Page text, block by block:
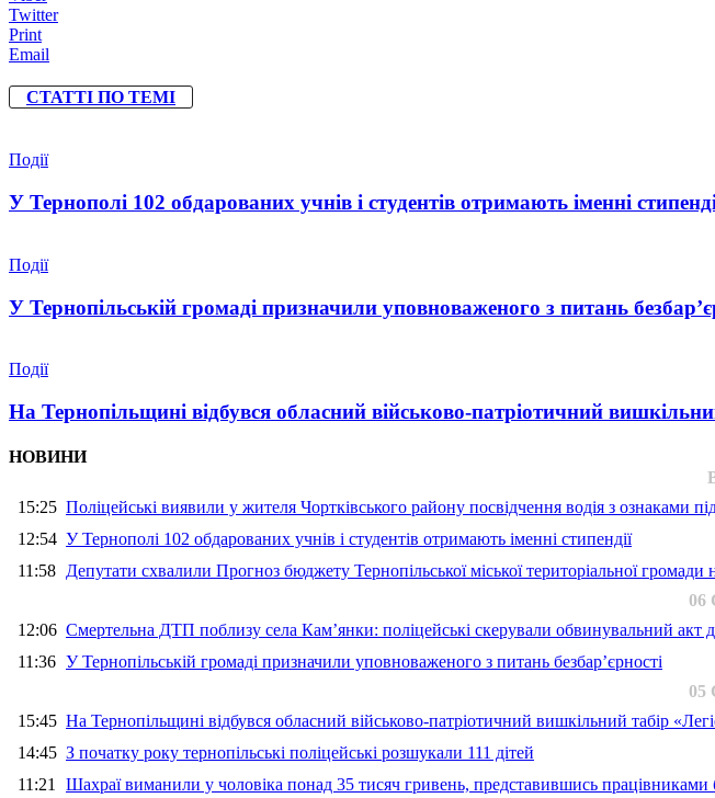
Twitter
Print
Email
СТАТТІ ПО ТЕМІ
Події
У Тернополі 102 обдарованих учнів і студентів отримають іменні
Події
У Тернопільській громаді призначили уповноваженого з питань
Події
На Тернопільщині відбувся обласний військово-патріотичний
НОВИНИ
15:25 Поліцейські виявили у жителя Чортківського району посвідчення водія з ознаками
12:54 У Тернополі 102 обдарованих учнів і студентів отримають іменні стипендії
11:58 Депутати схвалили Прогноз бюджету Тернопільської міської територіальної громади
12:06 Смертельна ДТП поблизу села Кам’янки: поліцейські скерували обвинувальний акт
11:36 У Тернопільській громаді призначили уповноваженого з питань безбар’єрності
15:45 На Тернопільщині відбувся обласний військово-патріотичний вишкільний табір
14:45 З початку року тернопільські поліцейські розшукали 111 дітей
11:21 Шахраї виманили у чоловіка понад 35 тисяч гривень, представившись працівниками